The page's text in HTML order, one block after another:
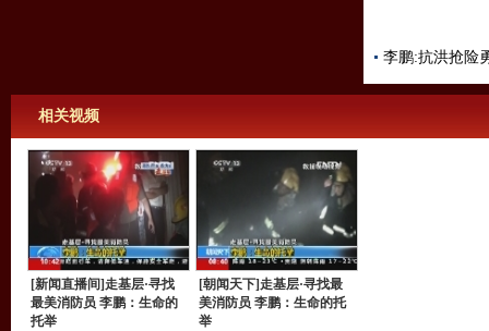
李鹏:抗洪抢险
相关视频
[新闻直播间]走基层·寻找
最美消防员 李鹏：生命的
托举
[朝闻天下]走基层·寻找最
美消防员 李鹏：生命的托
举